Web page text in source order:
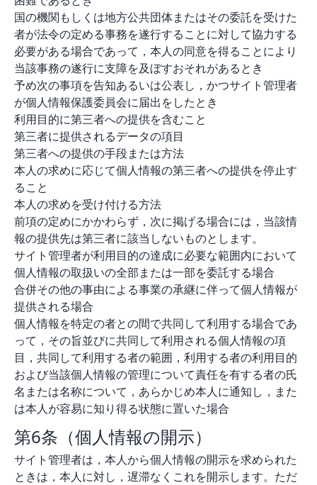
国の機関もしくは地方公共団体またはその委託を受けた
者が法令の定める事務を遂行することに対して協力する
必要がある場合であって，本人の同意を得ることにより
当該事務の遂行に支障を及ぼすおそれがあるとき
予め次の事項を告知あるいは公表し，かつサイト管理者
が個人情報保護委員会に届出をしたとき
利用目的に第三者への提供を含むこと
第三者に提供されるデータの項目
第三者への提供の手段または方法
本人の求めに応じて個人情報の第三者への提供を停止す
ること
本人の求めを受け付ける方法
前項の定めにかかわらず，次に掲げる場合には，当該情
報の提供先は第三者に該当しないものとします。
サイト管理者が利用目的の達成に必要な範囲内において
個人情報の取扱いの全部または一部を委託する場合
合併その他の事由による事業の承継に伴って個人情報が
提供される場合
個人情報を特定の者との間で共同して利用する場合であ
って，その旨並びに共同して利用される個人情報の項
目，共同して利用する者の範囲，利用する者の利用目的
および当該個人情報の管理について責任を有する者の氏
名または名称について，あらかじめ本人に通知し，また
は本人が容易に知り得る状態に置いた場合
第6条（個人情報の開示）
サイト管理者は，本人から個人情報の開示を求められた
ときは，本人に対し，遅滞なくこれを開示します。ただ